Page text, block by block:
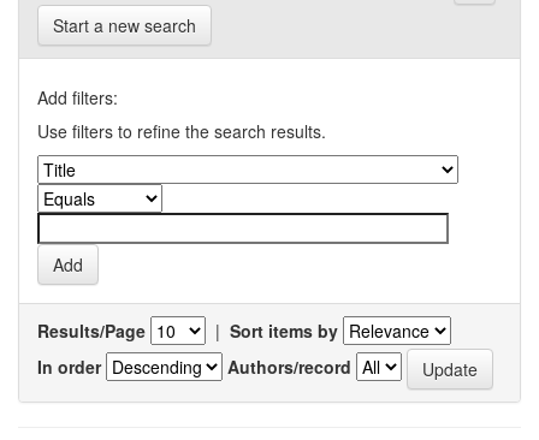
Start a new search
Add filters:
Use filters to refine the search results.
Results/Page | Sort items by
In order
Authors/record